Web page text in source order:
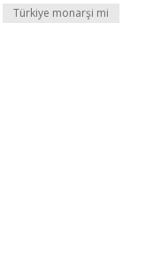
Türkiye monarşi mi